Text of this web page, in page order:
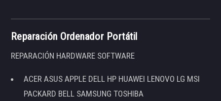
Reparación Ordenador Portátil
REPARACIÓN HARDWARE SOFTWARE
ACER ASUS APPLE DELL HP HUAWEI LENOVO LG MSI
PACKARD BELL SAMSUNG TOSHIBA